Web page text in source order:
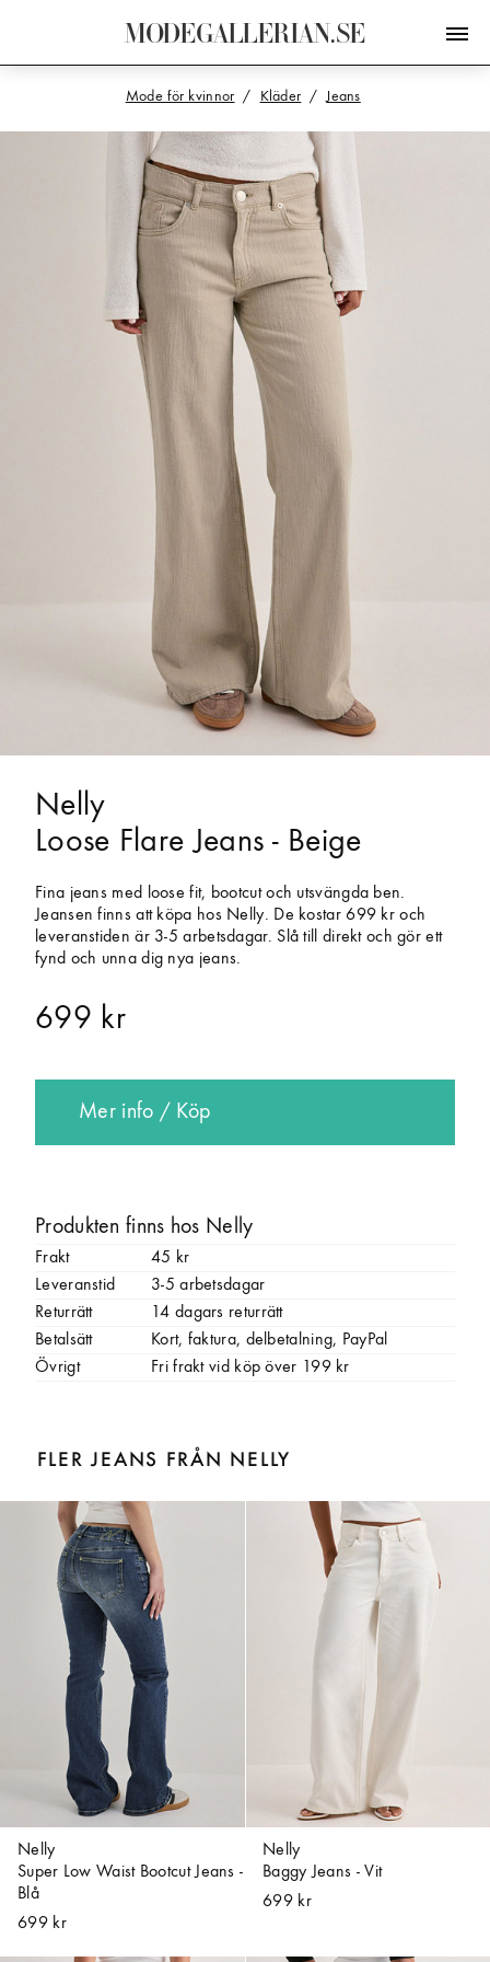
MODEGALLERIAN.SE
Mode för kvinnor Kläder Jeans
Nelly
Loose Flare Jeans - Beige
Fina jeans med loose fit, bootcut och utsvängda ben.
Jeansen finns att köpa hos Nelly. De kostar 699 kr och
leveranstiden är 3-5 arbetsdagar. Slå till direkt och gör ett
fynd och unna dig nya jeans.
699 kr
Mer info / Köp
Produkten finns hos Nelly
Frakt
45 kr
Leveranstid
3-5 arbetsdagar
Returrätt
14 dagars returrätt
Betalsätt
Kort, faktura, delbetalning, PayPal
Övrigt
Fri frakt vid köp över 199 kr
FLER JEANS FRÅN NELLY
Nelly
Super Low Waist Bootcut Jeans -
Blå
699 kr
Nelly
Baggy Jeans - Vit
699 kr